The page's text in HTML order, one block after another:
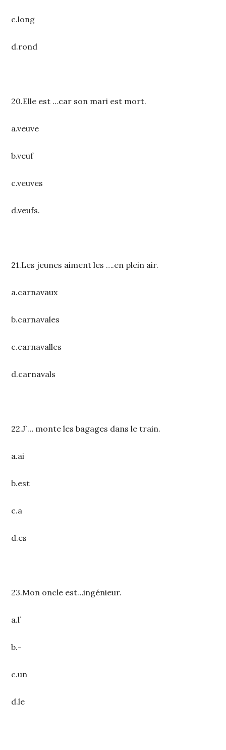
c.long
d.rond
20.Elle est …car son mari est mort.
a.veuve
b.veuf
c.veuves
d.veufs.
21.Les jeunes aiment les ….en plein air.
a.carnavaux
b.carnavales
c.carnavalles
d.carnavals
22.J`… monte les bagages dans le train.
a.ai
b.est
c.a
d.es
23.Mon oncle est…ingénieur.
a.l`
b.-
c.un
d.le